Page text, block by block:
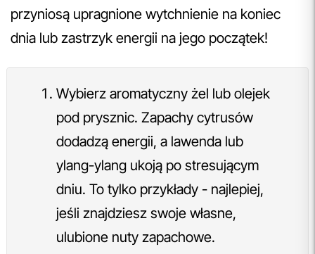
przyniosą upragnione wytchnienie na koniec
dnia lub zastrzyk energii na jego początek!
Wybierz aromatyczny żel lub olejek
pod prysznic. Zapachy cytrusów
dodadzą energii, a lawenda lub
ylang-ylang ukoją po stresującym
dniu. To tylko przykłady - najlepiej,
jeśli znajdziesz swoje własne,
ulubione nuty zapachowe.